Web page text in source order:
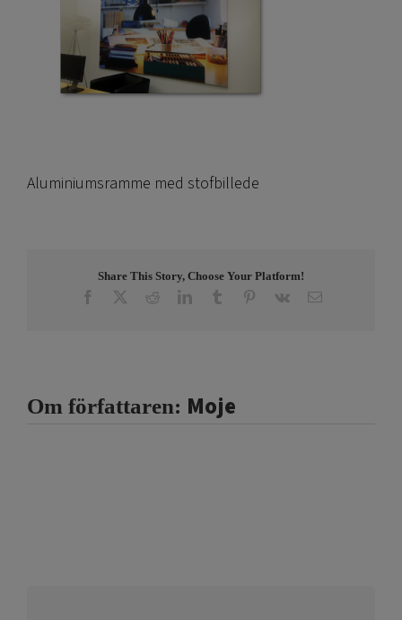
Aluminiumsramme med stofbillede
Share This Story, Choose Your Platform!
Facebook RedditLinkedInTumblr Pinterest
Vk E-
Om författaren: Moje